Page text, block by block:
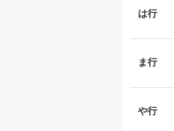
は行
ま行
や行